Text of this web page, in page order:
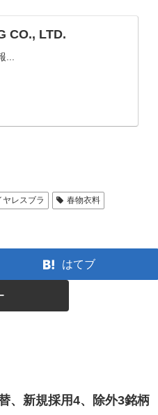
CO., LTD.
ヤレスブラ 春物衣料
はてブ
、新規採用4、除外3銘柄